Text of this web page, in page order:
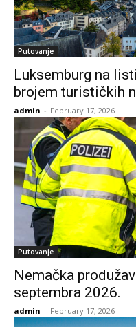
Putovanje
Luksemburg na
brojem turističkih
admin - February 17, 2026
Putovanje
Nemačka
septembra 2026.
admin - February 17, 2026